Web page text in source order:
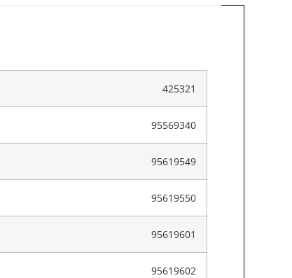
425321
95569340
95619549
95619550
95619601
95619602